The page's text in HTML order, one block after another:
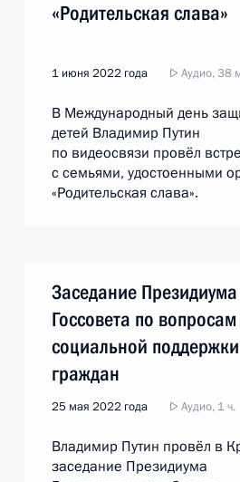
«Родительская слава»
1 июня 2022 года Аудио, 38
В Международный день
детей Владимир Путин
по видеосвязи провёл
с семьями, удостоенными
«Родительская слава».
Заседание Президиума
Госсовета по вопросам
социальной поддержки
граждан
25 мая 2022 года Аудио, 1 ч.
Владимир Путин провёл в
заседание Президиума